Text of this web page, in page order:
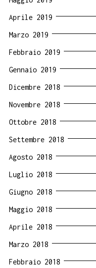
Aprile 2019
Marzo 2019
Febbraio 2019
Gennaio 2019
Dicembre 2018
Novembre 2018
Ottobre 2018
Settembre 2018
Agosto 2018
Luglio 2018
Giugno 2018
Maggio 2018
Aprile 2018
Marzo 2018
Febbraio 2018